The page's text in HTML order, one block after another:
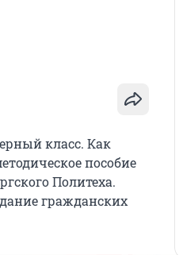
класс. Как
пособие
Политеха.
гражданских